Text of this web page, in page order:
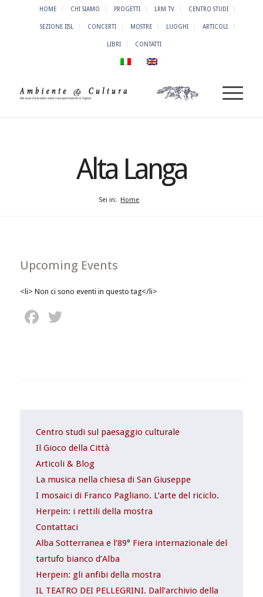
HOME CHI SIAMO PROGETTI LRM TV CENTRO STUDI
SEZIONE IISL CONCERTI MOSTRE LUOGHI ARTICOLI
LIBRI CONTATTI
Alta Langa
Sei in: Home
Upcoming Events
<li> Non ci sono eventi in questo tag</li>
Facebook
Centro studi sul paesaggio culturale
Il Gioco della Città
Articoli & Blog
La musica nella chiesa di San Giuseppe
I mosaici di Franco Pagliano. L’arte del riciclo.
Herpein: i rettili della mostra
Contattaci
Alba Sotterranea e l’89° Fiera internazionale del
tartufo bianco d’Alba
Herpein: gli anfibi della mostra
IL TEATRO DEI PELLEGRINI. Dall’archivio della